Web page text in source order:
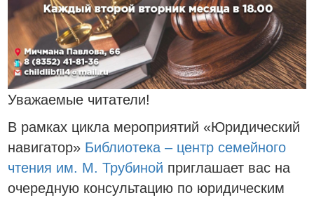
Уважаемые читатели!
В рамках цикла мероприятий «Юридический
навигатор» Библиотека – центр семейного
чтения им. М. Трубиной приглашает вас на
очередную консультацию по юридическим